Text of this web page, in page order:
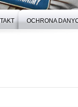
OCHRONA